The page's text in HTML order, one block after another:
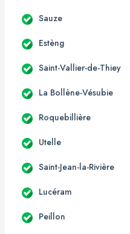
Sauze
Estèng
Saint-Vallier-de-Thiey
La Bollène-Vésubie
Roquebillière
Utelle
Saint-Jean-la-Rivière
Lucéram
Peillon